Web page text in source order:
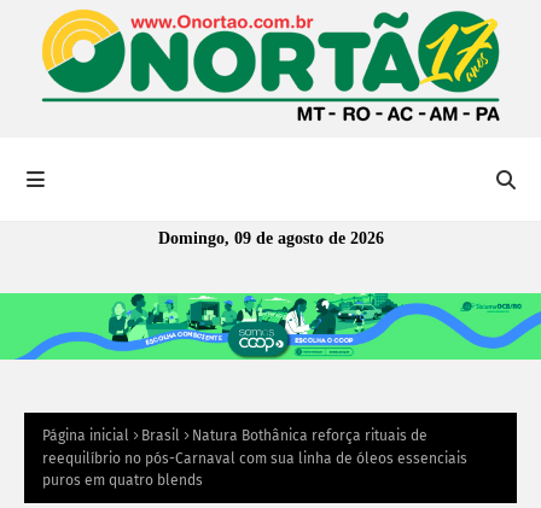
Domingo, 09 de agosto de 2026
Página inicial Brasil
Natura Bothânica reforça rituais de
reequilíbrio no pós-Carnaval com sua linha de óleos essenciais
puros em quatro blends